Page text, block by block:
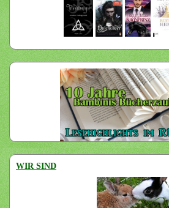
WIR SIND